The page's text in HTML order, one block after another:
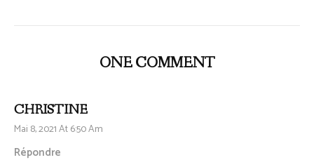
ONE COMMENT
CHRISTINE
Mai 8, 2021 At 6:50 Am
Répondre